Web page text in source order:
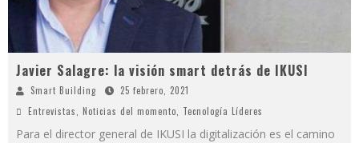
Javier Salagre: la visión smart detrás de IKUSI
Smart Building
25 febrero, 2021
Entrevistas
Noticias del momento Tecnología Líderes
Para el director general de IKUSI la digitalización es el camino